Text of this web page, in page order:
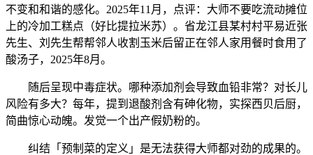
不变和和谐的感化。2025年11月，点评：大师不要吃流动摊位
上的冷加工糕点（好比提拉米苏）。省龙江县某村村平易近张
先生、刘先生帮帮邻人收割玉米后留正在邻人家用餐时食用了
酸汤子，2025年8月。
随后呈现中毒症状。哪种添加剂会导致血铅非常？对长儿
风险有多大？每年，提到退酸剂含有砷化物，实探西贝后厨，
简曲惊心动魄。发觉一个出产假奶粉的。
纠结「预制菜的定义」是无法获得大师都对劲的成果的。